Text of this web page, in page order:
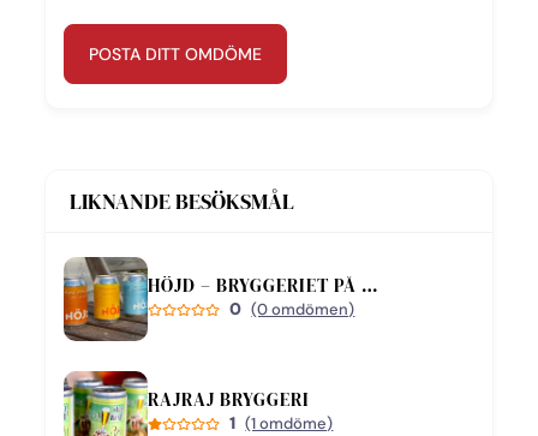
POSTA DITT OMDÖME
LIKNANDE BESÖKSMÅL
HÖJD – BRYGGERIET PÅ BJÄRE
0 (0 omdömen)
RAJRAJ BRYGGERI
1 (1 omdöme)